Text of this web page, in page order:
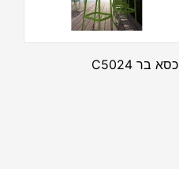
כסא בר C5024